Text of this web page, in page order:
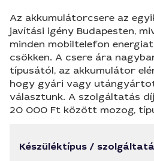
Az akkumulátorcsere az
javítási igény Budapesten,
minden mobiltelefon
csökken. A csere ára
típusától, az akkumulátor
hogy gyári vagy
választunk. A szolgáltatás
20 000 Ft között mozog,
Készüléktípus /